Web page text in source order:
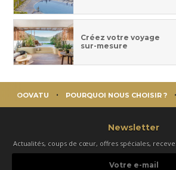
Créez votre voyage
sur-mesure
OOVATU POURQUOI NOUS CHOISIR ?
Newsletter
Actualités, coups de cœur, offres spéciales,